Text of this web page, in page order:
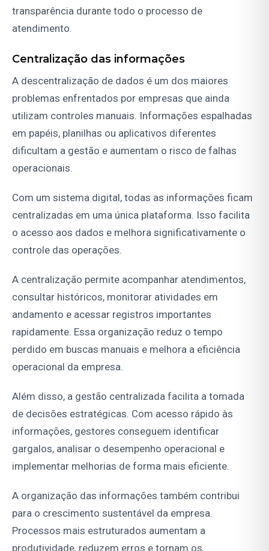
transparência durante todo o processo de
atendimento.
Centralização das informações
A descentralização de dados é um dos maiores
problemas enfrentados por empresas que ainda
utilizam controles manuais. Informações espalhadas
em papéis, planilhas ou aplicativos diferentes
dificultam a gestão e aumentam o risco de falhas
operacionais.
Com um sistema digital, todas as informações ficam
centralizadas em uma única plataforma. Isso facilita
o acesso aos dados e melhora significativamente o
controle das operações.
A centralização permite acompanhar atendimentos,
consultar históricos, monitorar atividades em
andamento e acessar registros importantes
rapidamente. Essa organização reduz o tempo
perdido em buscas manuais e melhora a eficiência
operacional da empresa.
Além disso, a gestão centralizada facilita a tomada
de decisões estratégicas. Com acesso rápido às
informações, gestores conseguem identificar
gargalos, analisar o desempenho operacional e
implementar melhorias de forma mais eficiente.
A organização das informações também contribui
para o crescimento sustentável da empresa.
Processos mais estruturados aumentam a
produtividade, reduzem erros e tornam os